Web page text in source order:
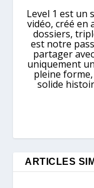
Level 1 est un
vidéo, créé en
dossiers,
est notre
partager
uniquement
pleine
solide
ARTICLES